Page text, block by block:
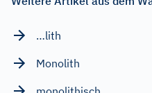
…lith
Monolith